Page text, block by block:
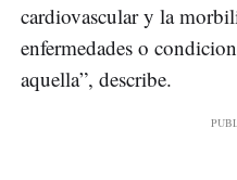
cardiovascular y la
enfermedades o
aquella”, describe.